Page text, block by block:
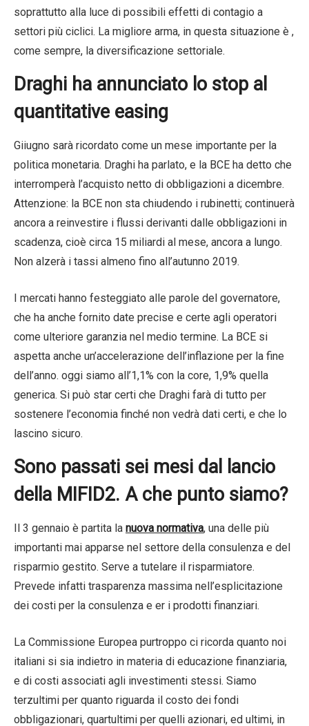
soprattutto alla luce di possibili effetti di contagio a
settori più ciclici. La migliore arma, in questa situazione è ,
come sempre, la diversificazione settoriale.
Draghi ha annunciato lo stop al
quantitative easing
Giiugno sarà ricordato come un mese importante per la
politica monetaria. Draghi ha parlato, e la BCE ha detto che
interromperà l’acquisto netto di obbligazioni a dicembre.
Attenzione: la BCE non sta chiudendo i rubinetti; continuerà
ancora a reinvestire i flussi derivanti dalle obbligazioni in
scadenza, cioè circa 15 miliardi al mese, ancora a lungo.
Non alzerà i tassi almeno fino all’autunno 2019.
I mercati hanno festeggiato alle parole del governatore,
che ha anche fornito date precise e certe agli operatori
come ulteriore garanzia nel medio termine. La BCE si
aspetta anche un’accelerazione dell’inflazione per la fine
dell’anno. oggi siamo all’1,1% con la core, 1,9% quella
generica. Si può star certi che Draghi farà di tutto per
sostenere l’economia finché non vedrà dati certi, e che lo
lascino sicuro.
Sono passati sei mesi dal lancio
della MIFID2. A che punto siamo?
Il 3 gennaio è partita la nuova normativa, una delle più
importanti mai apparse nel settore della consulenza e del
risparmio gestito. Serve a tutelare il risparmiatore.
Prevede infatti trasparenza massima nell’esplicitazione
dei costi per la consulenza e er i prodotti finanziari.
La Commissione Europea purtroppo ci ricorda quanto noi
italiani si sia indietro in materia di educazione finanziaria,
e di costi associati agli investimenti stessi. Siamo
terzultimi per quanto riguarda il costo dei fondi
obbligazionari, quartultimi per quelli azionari, ed ultimi, in